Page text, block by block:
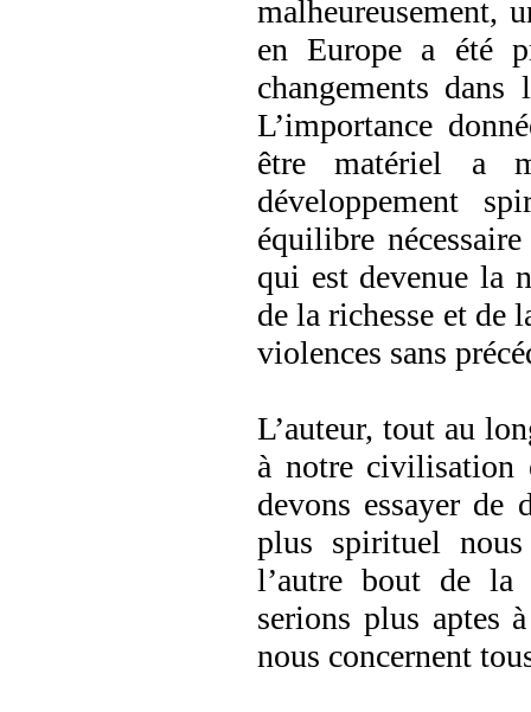
malheureusement,
en Europe a été
changements
L’importance
être matériel a
développement
équilibre
qui est devenue la
de la richesse et de
violences sans
L’auteur, tout au
à notre civilisation
devons essayer
plus spirituel
l’autre bout de la
serions plus aptes
nous concernent